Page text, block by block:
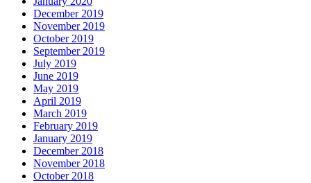
December 2019
November 2019
October 2019
September 2019
July 2019
June 2019
May 2019
April 2019
March 2019
February 2019
January 2019
December 2018
November 2018
October 2018